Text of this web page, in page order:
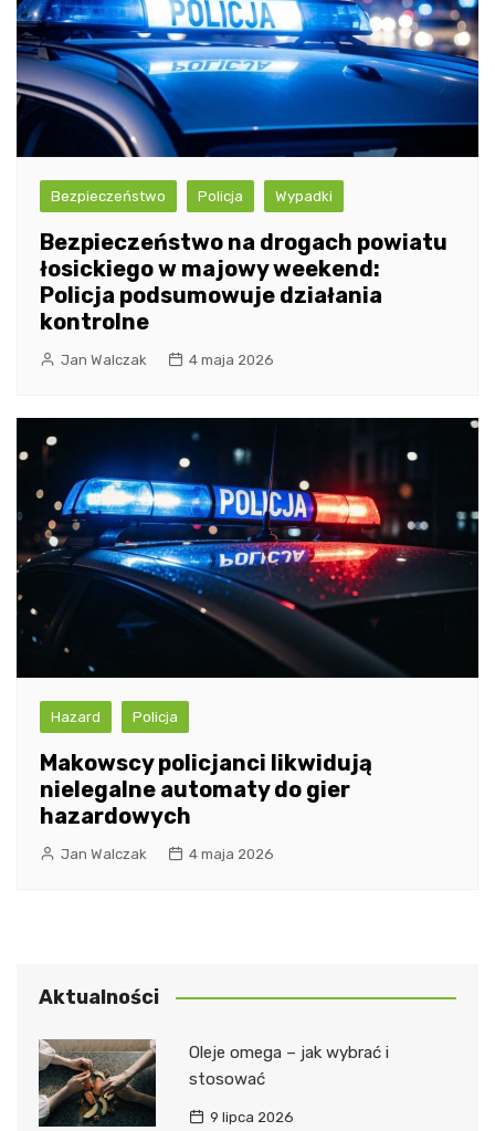
Bezpieczeństwo Policja Wypadki
Bezpieczeństwo na drogach powiatu
łosickiego w majowy weekend:
Policja podsumowuje działania
kontrolne
Jan Walczak 4 maja 2026
Hazard Policja
Makowscy policjanci likwidują
nielegalne automaty do gier
hazardowych
Jan Walczak 4 maja 2026
Aktualności
Oleje omega – jak wybrać i
stosować
9 lipca 2026